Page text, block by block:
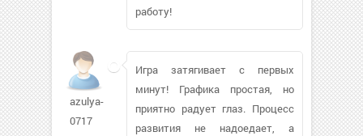
работу!
azulya-
0717
Игра затягивает с первых
минут! Графика простая, но
приятно радует глаз. Процесс
развития не надоедает, а